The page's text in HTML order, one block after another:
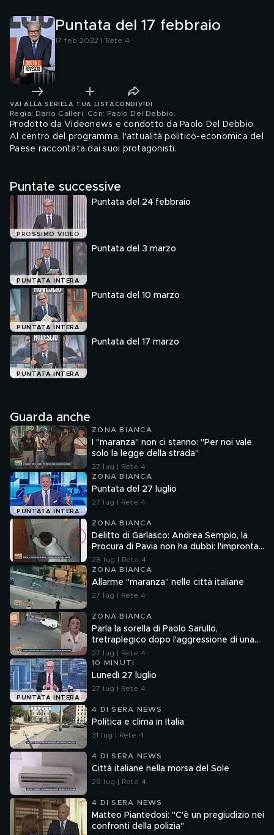
Puntata del 17 febbraio
17 feb 2022 | Rete 4
VAI ALLA SERIE LA TUA LISTA CONDIVIDI
Regia: Dario Calleri. Con: Paolo Del Debbio
Prodotto da Videonews e condotto da Paolo Del Debbio.
Al centro del programma, l'attualità politico-economica del
Paese raccontata dai suoi protagonisti.
Puntate successive
PROSSIMO VIDEO
Puntata del 24 febbraio
PUNTATA INTERA
Puntata del 3 marzo
PUNTATA INTERA
Puntata del 10 marzo
PUNTATA INTERA
Puntata del 17 marzo
Guarda anche
ZONA BIANCA
I "maranza" non ci stanno: "Per noi vale
solo la legge della strada"
27 lug | Rete 4
PUNTATA INTERA
ZONA BIANCA
Puntata del 27 luglio
27 lug | Rete 4
ZONA BIANCA
Delitto di Garlasco: Andrea Sempio, la
Procura di Pavia non ha dubbi: l'impronta
33 è la pistola fumante
28 lug | Rete 4
ZONA BIANCA
Allarme "maranza" nelle città italiane
27 lug | Rete 4
ZONA BIANCA
Parla la sorella di Paolo Sarullo,
tretraplegico dopo l'aggressione di una
baby gang
27 lug | Rete 4
PUNTATA INTERA
10 MINUTI
Lunedì 27 luglio
27 lug | Rete 4
4 DI SERA NEWS
Politica e clima in Italia
31 lug | Rete 4
4 DI SERA NEWS
Città italiane nella morsa del Sole
29 lug | Rete 4
4 DI SERA NEWS
Matteo Piantedosi: "C'è un pregiudizio nei
confronti della polizia"